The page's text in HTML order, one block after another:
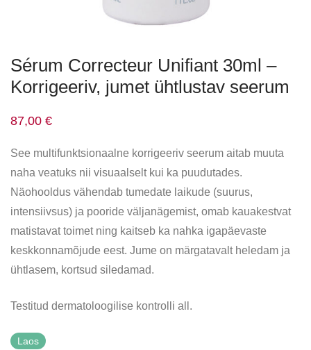
Sérum Correcteur Unifiant 30ml –
Korrigeeriv, jumet ühtlustav seerum
87,00 €
See multifunktsionaalne korrigeeriv seerum aitab muuta
naha veatuks nii visuaalselt kui ka puudutades.
Näohooldus vähendab tumedate laikude (suurus,
intensiivsus) ja pooride väljanägemist, omab kauakestvat
matistavat toimet ning kaitseb ka nahka igapäevaste
keskkonnamõjude eest. Jume on märgatavalt heledam ja
ühtlasem, kortsud siledamad.
Testitud dermatoloogilise kontrolli all.
Laos